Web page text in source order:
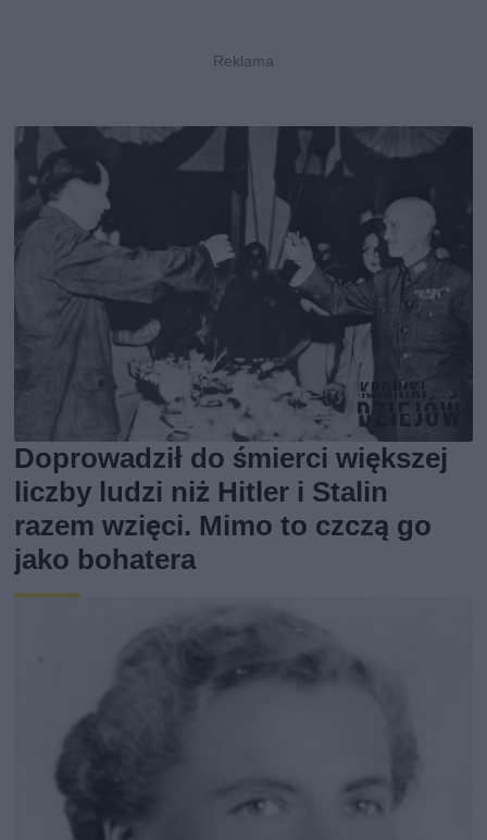
Doprowadził do śmierci większej
liczby ludzi niż Hitler i Stalin
razem wzięci. Mimo to czczą go
jako bohatera